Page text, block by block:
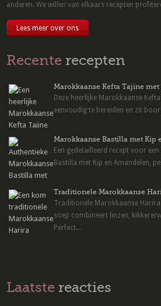
anderen. We willen van elkaars recepten
Lees meer over ons
Recente recepten
Marokkaanse Kefta Tajine met
Deze heerlijke Marokkaanse
eenvoudig te bereiden en zit
Marokkaanse Bastilla met Kip
Een gedetailleerd recept voor
Bastilla met Kip en Amandelen,
Traditionele Marokkaanse
Traditionele Marokkaanse
soep combineert linzen,
Perfect...
Laatste reacties